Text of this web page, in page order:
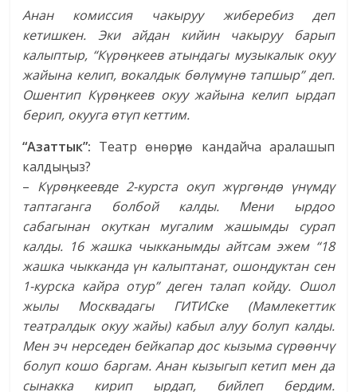
Анан комиссия чакыруу жиберебиз деп
кетишкен. Эки айдан кийин чакыруу барып
калыптыр, “Күрөңкеев атындагы музыкалык окуу
жайына келип, вокалдык бөлүмүнө тапшыр” деп.
Ошентип Күрөңкеев окуу жайына келип ырдап
берип, окууга өтүп кеттим.
“Азаттык”: Театр өнөрүнө кандайча аралашып
калдыңыз?
– Күрөңкеевде 2-курста окуп жүргөндө үнүмдү
таптаганга болбой калды. Мени ырдоо
сабагынан окуткан мугалим жашымды сурап
калды. 16 жашка чыкканымды айтсам эжем “18
жашка чыкканда үн калыптанат, ошондуктан сен
1-курска кайра отур” деген талап койду. Ошол
жылы Москвадагы ГИТИСке (Мамлекеттик
театралдык окуу жайы) кабыл алуу болуп калды.
Мен эч нерседен бейкапар дос кызыма сүрөөнчү
болуп кошо баргам. Анан кызыгып кетип мен да
сынакка кирип ырдап, бийлеп бердим.